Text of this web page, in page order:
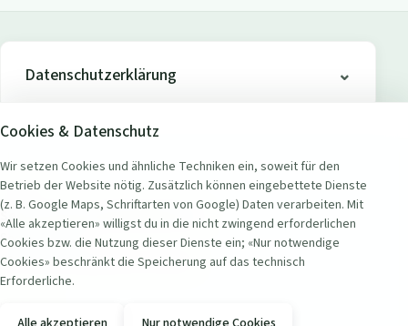
Datenschutzerklärung
ADRESSE
Seerestaurant Badi Wollishofen
Seestrasse 451
8038 Zürich Wollishofen, Schweiz
Cookies & Datenschutz
Wir setzen Cookies und ähnliche Techniken ein, soweit für den
Betrieb der Website nötig. Zusätzlich können eingebettete Dienste
(z. B. Google Maps, Schriftarten von Google) Daten verarbeiten. Mit
«Alle akzeptieren» willigst du in die nicht zwingend erforderlichen
Cookies bzw. die Nutzung dieser Dienste ein; «Nur notwendige
Cookies» beschränkt die Speicherung auf das technisch
Erforderliche.